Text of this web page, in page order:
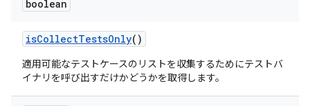
boolean
isCollectTestsOnly()
適用可能なテストケースのリストを収集するためにテストバ
イナリを呼び出すだけかどうかを取得します。